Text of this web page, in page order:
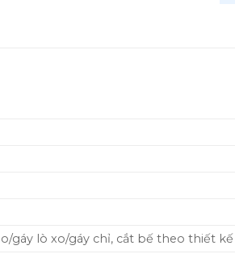
gáy lò xo/gáy chỉ, cắt bế theo thiết kế